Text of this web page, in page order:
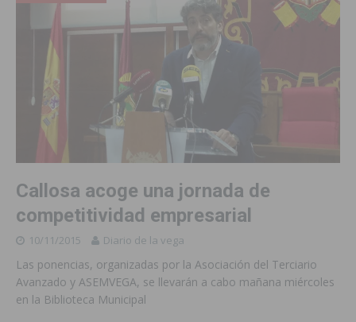
Callosa acoge una jornada de
competitividad empresarial
10/11/2015 Diario de la vega
Las ponencias, organizadas por la Asociación del Terciario
Avanzado y ASEMVEGA, se llevarán a cabo mañana miércoles
en la Biblioteca Municipal